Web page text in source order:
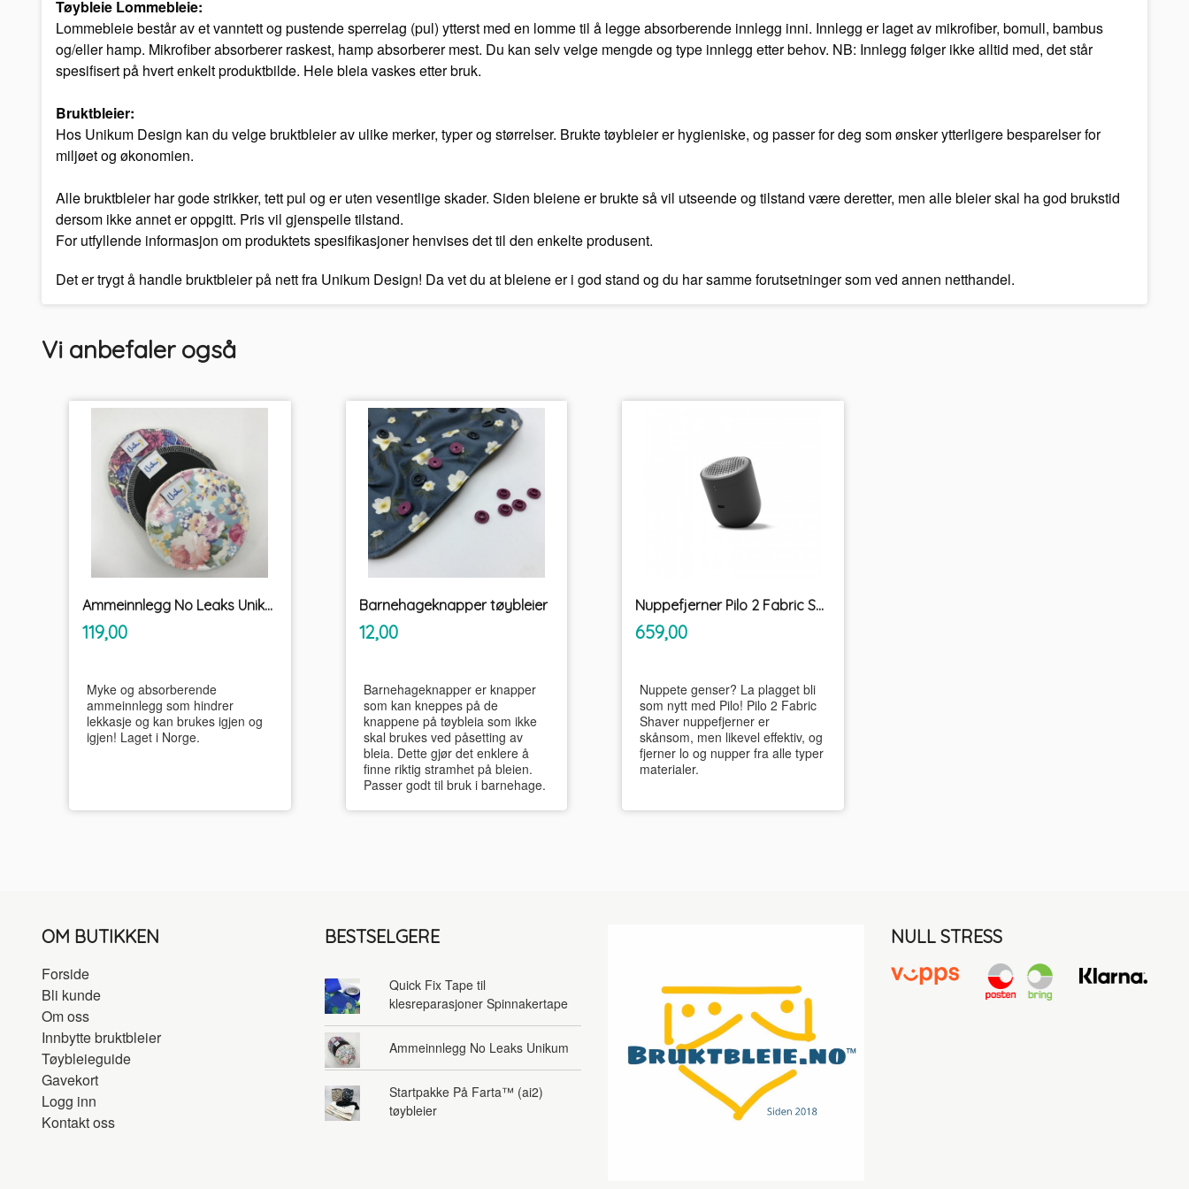
Tøybleie Lommebleie:
Lommebleie består av et vanntett og pustende sperrelag (pul) ytterst med en lomme til å legge absorberende innlegg inni. Innlegg er laget av mikrofiber, bomull, bambus
og/eller hamp. Mikrofiber absorberer raskest, hamp absorberer mest. Du kan selv velge mengde og type innlegg etter behov. NB: Innlegg følger ikke alltid med, det står
spesifisert på hvert enkelt produktbilde. Hele bleia vaskes etter bruk.
Bruktbleier:
Hos Unikum Design kan du velge bruktbleier av ulike merker, typer og størrelser. Brukte tøybleier er hygieniske, og passer for deg som ønsker ytterligere besparelser for
miljøet og økonomien.
Alle bruktbleier har gode strikker, tett pul og er uten vesentlige skader. Siden bleiene er brukte så vil utseende og tilstand være deretter, men alle bleier skal ha god brukstid
dersom ikke annet er oppgitt. Pris vil gjenspeile tilstand.
For utfyllende informasjon om produktets spesifikasjoner henvises det til den enkelte produsent.
Det er trygt å handle bruktbleier på nett fra Unikum Design! Da vet du at bleiene er i god stand og du har samme forutsetninger som ved annen netthandel.
Vi anbefaler også
Ammeinnlegg No Leaks Unikum
Pris
119,00mva.
Myke og absorberende
ammeinnlegg som hindrer
lekkasje og kan brukes igjen og
igjen! Laget i Norge.
Barnehageknapper tøybleier
Pris
12,00inkl.
mva.
Barnehageknapper er knapper
som kan kneppes på de
knappene på tøybleia som ikke
skal brukes ved påsetting av
bleia. Dette gjør det enklere å
finne riktig stramhet på bleien.
Passer godt til bruk i barnehage.
Nuppefjerner Pilo 2 Fabric Shaver Steamery
Pris
659,00mva.
Nuppete genser? La plagget bli
som nytt med Pilo! Pilo 2 Fabric
Shaver nuppefjerner er
skånsom, men likevel effektiv, og
fjerner lo og nupper fra alle typer
materialer.
OM BUTIKKEN
Forside
Bli kunde
Om oss
Innbytte bruktbleier
Tøybleieguide
Gavekort
Logg inn
Kontakt oss
BESTSELGERE
Quick Fix Tape til
klesreparasjoner Spinnakertape
Ammeinnlegg No Leaks Unikum
Startpakke På Farta™ (ai2)
tøybleier
NULL STRESS